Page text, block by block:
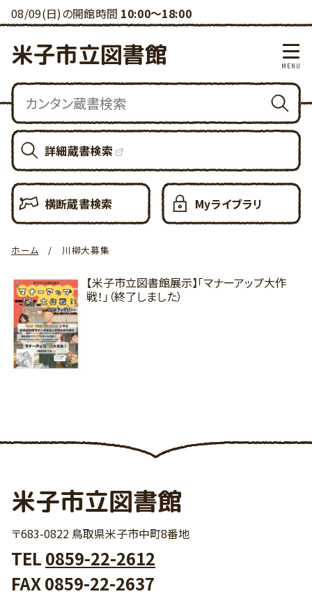
08/09(日)の開館時間 10:00～18:00
米子市立図書館
詳細蔵書検索
横断蔵書検索 Myライブラリ
ホーム 川柳大募集
【米子市立図書館展示】「マナーアップ大作
戦！」（終了しました）
米子市立図書館
〒683-0822 鳥取県米子市中町8番地
TEL 0859-22-2612
FAX 0859-22-2637